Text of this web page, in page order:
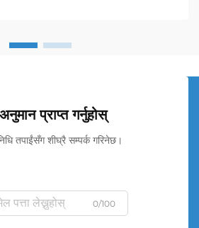
प्राप्त गर्नुहोस्
तपाईंसँग शीघ्रै सम्पर्क गरिनेछ।
0/100